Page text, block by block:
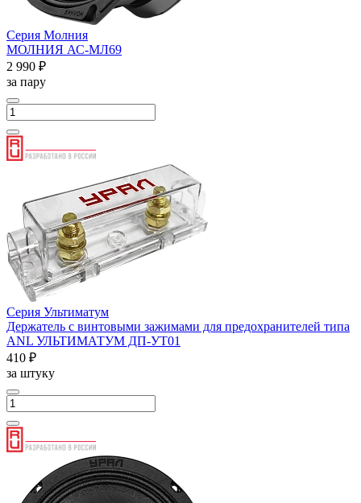
Серия Молния
МОЛНИЯ АС-МЛ69
2 990 ₽
за пару
Серия Ультиматум
Держатель с винтовыми зажимами для предохранителей типа
ANL УЛЬТИМАТУМ ДП-УТ01
410 ₽
за штуку